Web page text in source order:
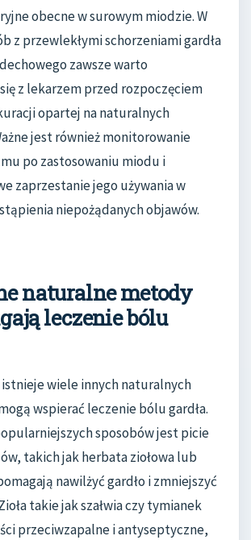
obecne w surowym miodzie. W
z przewlekłymi schorzeniami gardła
zawsze warto
z lekarzem przed rozpoczęciem
opartej na naturalnych
jest również monitorowanie
po zastosowaniu miodu i
zaprzestanie jego używania w
niepożądanych objawów.
naturalne metody
leczenie bólu
wiele innych naturalnych
wspierać leczenie bólu gardła.
sposobów jest picie
takich jak herbata ziołowa lub
nawilżyć gardło i zmniejszyć
takie jak szałwia czy tymianek
przeciwzapalne i antyseptyczne,